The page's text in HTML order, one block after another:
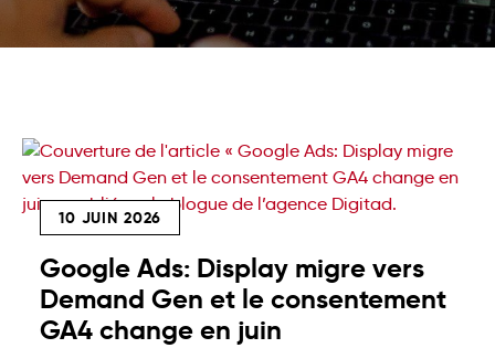
10 JUIN 2026
Google Ads: Display migre vers
Demand Gen et le consentement
GA4 change en juin